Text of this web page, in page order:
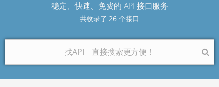
稳定、快速、免费的 API 接口服务
共收录了 26 个接口